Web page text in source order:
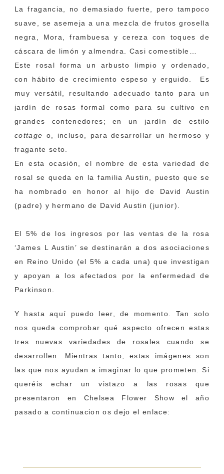
La fragancia, no demasiado fuerte, pero tampoco
suave, se asemeja a una mezcla de frutos grosella
negra, Mora, frambuesa y cereza con toques de
cáscara de limón y almendra. Casi comestible…
Este rosal forma un arbusto limpio y ordenado,
con hábito de crecimiento espeso y erguido. Es
muy versátil, resultando adecuado tanto para un
jardín de rosas formal como para su cultivo en
grandes contenedores; en un jardín de estilo
cottage o, incluso, para desarrollar un hermoso y
fragante seto.
En esta ocasión, el nombre de esta variedad de
rosal se queda en la familia Austin, puesto que se
ha nombrado en honor al hijo de David Austin
(padre) y hermano de David Austin (junior).
El 5% de los ingresos por las ventas de la rosa
‘James L Austin’ se destinarán a dos asociaciones
en Reino Unido (el 5% a cada una) que investigan
y apoyan a los afectados por la enfermedad de
Parkinson.
Y hasta aquí puedo leer, de momento. Tan solo
nos queda comprobar qué aspecto ofrecen estas
tres nuevas variedades de rosales cuando se
desarrollen. Mientras tanto, estas imágenes son
las que nos ayudan a imaginar lo que prometen. Si
queréis echar un vistazo a las rosas que
presentaron en Chelsea Flower Show el año
pasado a continuacion os dejo el enlace: